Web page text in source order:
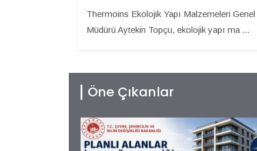
Thermoins Ekolojik Yapı Malzemeleri Genel
Müdürü Aytekin Topçu, ekolojik yapı ma ...
Öne Çıkanlar